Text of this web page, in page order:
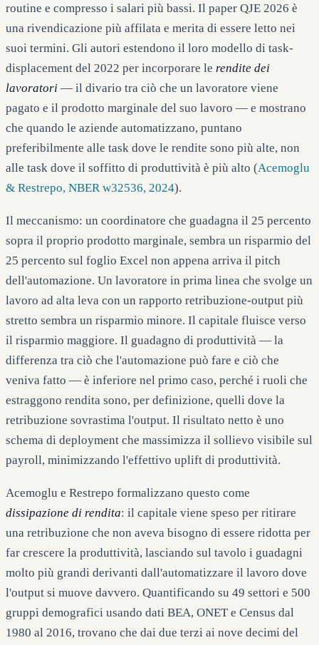
routine e compresso i salari più bassi. Il paper QJE 2026 è
una rivendicazione più affilata e merita di essere letto nei
suoi termini. Gli autori estendono il loro modello di task-
displacement del 2022 per incorporare le rendite dei
lavoratori — il divario tra ciò che un lavoratore viene
pagato e il prodotto marginale del suo lavoro — e mostrano
che quando le aziende automatizzano, puntano
preferibilmente alle task dove le rendite sono più alte, non
alle task dove il soffitto di produttività è più alto (Acemoglu
& Restrepo, NBER w32536, 2024).
Il meccanismo: un coordinatore che guadagna il 25 percento
sopra il proprio prodotto marginale, sembra un risparmio del
25 percento sul foglio Excel non appena arriva il pitch
dell'automazione. Un lavoratore in prima linea che svolge un
lavoro ad alta leva con un rapporto retribuzione-output più
stretto sembra un risparmio minore. Il capitale fluisce verso
il risparmio maggiore. Il guadagno di produttività — la
differenza tra ciò che l'automazione può fare e ciò che
veniva fatto — è inferiore nel primo caso, perché i ruoli che
estraggono rendita sono, per definizione, quelli dove la
retribuzione sovrastima l'output. Il risultato netto è uno
schema di deployment che massimizza il sollievo visibile sul
payroll, minimizzando l'effettivo uplift di produttività.
Acemoglu e Restrepo formalizzano questo come
dissipazione di rendita: il capitale viene speso per ritirare
una retribuzione che non aveva bisogno di essere ridotta per
far crescere la produttività, lasciando sul tavolo i guadagni
molto più grandi derivanti dall'automatizzare il lavoro dove
l'output si muove davvero. Quantificando su 49 settori e 500
gruppi demografici usando dati BEA, ONET e Census dal
1980 al 2016, trovano che dai due terzi ai nove decimi del